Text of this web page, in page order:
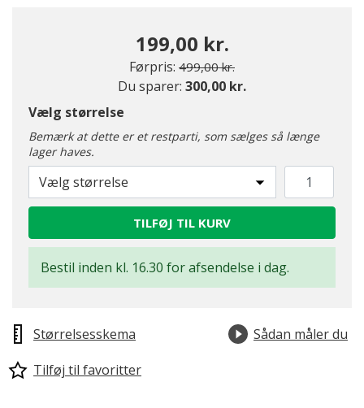
199,00 kr.
Førpris: Pris nedsat fra
499,00 kr.til
Du sparer: 300,00 kr.
Vælg størrelse
Bemærk at dette er et restparti, som sælges så længe
lager haves.
Vælg størrelse
TILFØJ TIL KURV
Bestil inden kl. 16.30 for afsendelse i dag.
Størrelsesskema
Sådan måler du
Tilføj til favoritter